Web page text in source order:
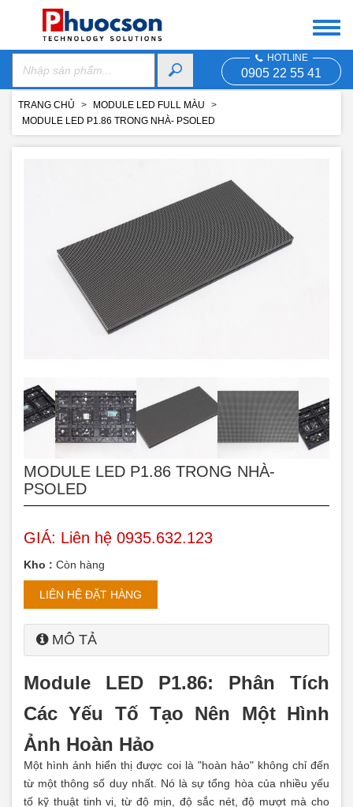
HOTLINE
0905 22 55 41
TRANG CHỦ
MODULE LED FULL MÀU
MODULE LED P1.86 TRONG NHÀ- PSOLED
MODULE LED P1.86 TRONG NHÀ-
PSOLED
GIÁ: Liên hệ 0935.632.123
Kho : Còn hàng
LIÊN HỆ ĐẶT HÀNG
MÔ TẢ
Module LED P1.86: Phân Tích
Các Yếu Tố Tạo Nên Một Hình
Ảnh Hoàn Hảo
Một hình ảnh hiển thị được coi là "hoàn hảo" không chỉ đến
từ một thông số duy nhất. Nó là sự tổng hòa của nhiều yếu
tố kỹ thuật tinh vi, từ độ mịn, độ sắc nét, độ mượt mà cho